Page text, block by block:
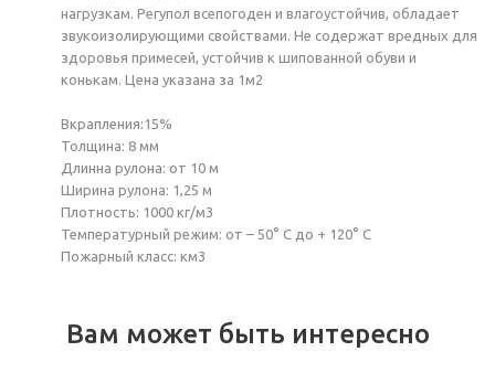
нагрузкам. Регупол всепогоден и влагоустойчив, обладает
звукоизолирующими свойствами. Не содержат вредных для
здоровья примесей, устойчив к шипованной обуви и
конькам. Цена указана за 1м2
Вкрапления:15%
Толщина: 8 мм
Длинна рулона: от 10 м
Ширина рулона: 1,25 м
Плотность: 1000 кг/м3
Температурный режим: от – 50° С до + 120° С
Пожарный класс: км3
Вам может быть интересно